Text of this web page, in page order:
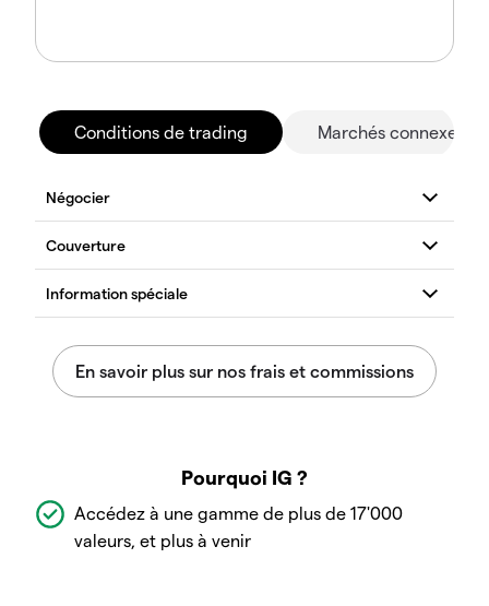
Conditions de trading Marchés connexes
Pourquoi IG ?
Accédez à une gamme de plus de 17'000
valeurs, et plus à venir